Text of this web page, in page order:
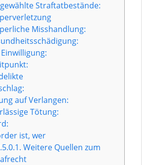
Straftatbestände:
Misshandlung:
auf Verlangen:
Tötung:
ist, wer
Weitere Quellen zum